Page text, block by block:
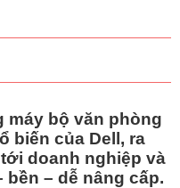
máy bộ văn phòng
biến của Dell, ra
doanh nghiệp và
bền – dễ nâng cấp.